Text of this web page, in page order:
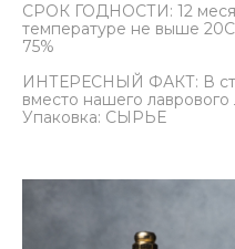
СРОК ГОДНОСТИ: 12
температуре не выше
75%
ИНТЕРЕСНЫЙ ФАКТ: В
вместо нашего лаврового
Упаковка: СЫРЬЕ